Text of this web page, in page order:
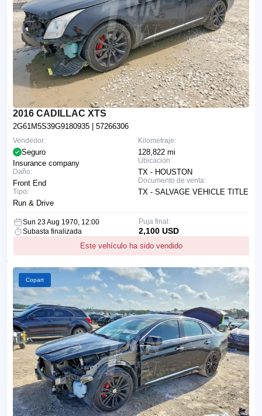
2016 CADILLAC XTS
2G61M5S39G9180935 | 57266306
Kilometraje:
128,822 mi
Ubicación:
TX - HOUSTON
Documento de venta:
TX - SALVAGE VEHICLE TITLE
Vendedor:
Seguro
Insurance company
Daño:
Front End
Tipo:
Run & Drive
Sun 23 Aug 1970, 12:00
Subasta finalizada
Este vehículo ha sido vendido
Puja final:
2,100 USD
Copart